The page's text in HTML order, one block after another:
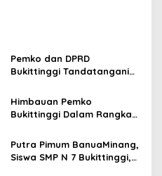
Pemko dan DPRD
Bukittinggi Tandatangani
Perubahan KUA-PPAS APBD
2026
Himbauan Pemko
Bukittinggi Dalam Rangka
Tahun ke-81 Kemerdekaan
Republik Indonesia
Putra Pimum BanuaMinang,
Siswa SMP N 7 Bukittinggi,